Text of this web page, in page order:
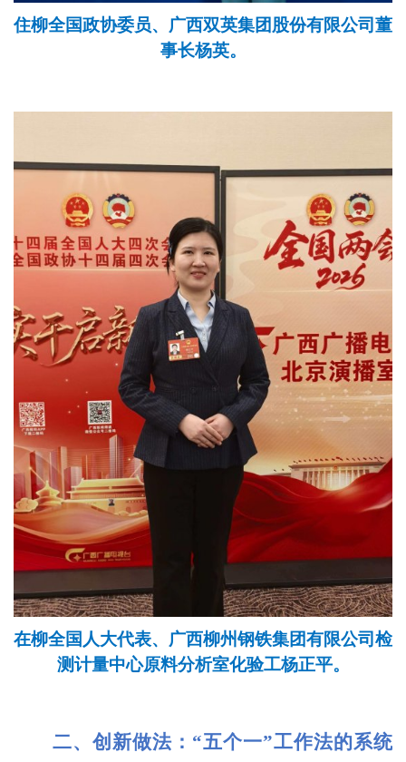
住柳全国政协委员、广西双英集团股份有限公司董
事长杨英。
在柳全国人大代表、广西柳州钢铁集团有限公司检
测计量中心原料分析室化验工杨正平。
二、创新做法：“五个一”工作法的系统